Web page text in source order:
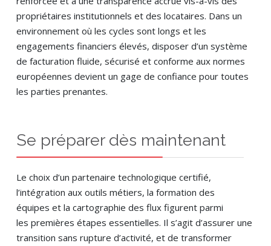
propriétaires institutionnels et des locataires. Dans un
environnement où les cycles sont longs et les
engagements financiers élevés, disposer d’un système
de facturation fluide, sécurisé et conforme aux normes
européennes devient un gage de confiance pour toutes
les parties prenantes.
Se préparer dès maintenant
Le choix d’un partenaire technologique certifié,
l’intégration aux outils métiers, la formation des
équipes et la cartographie des flux figurent parmi
les premières étapes essentielles. Il s’agit d’assurer une
transition sans rupture d’activité, et de transformer